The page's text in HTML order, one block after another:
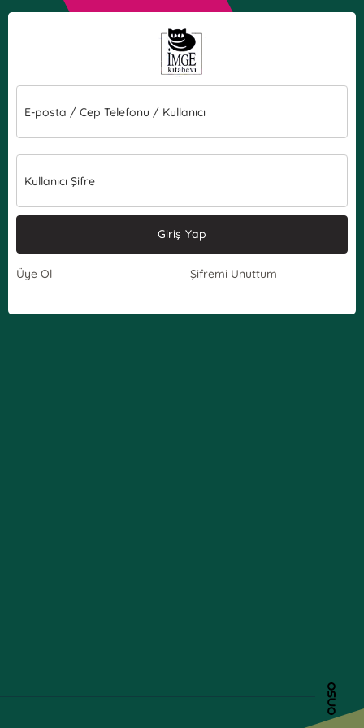
E-posta / Cep Telefonu / Kullanıcı
Kullanıcı Şifre
Giriş Yap
Üye Ol Şifremi Unuttum